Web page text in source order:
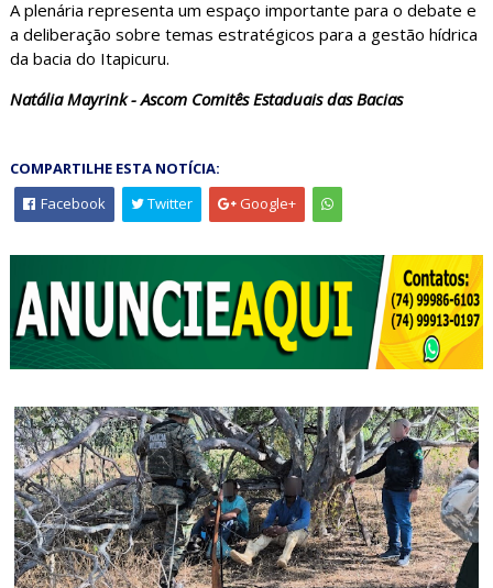
A plenária representa um espaço importante para o debate e
a deliberação sobre temas estratégicos para a gestão hídrica
da bacia do Itapicuru.
Natália Mayrink - Ascom Comitês Estaduais das Bacias
COMPARTILHE ESTA NOTÍCIA:
Facebook
Twitter Google+